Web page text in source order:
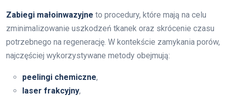
Zabiegi małoinwazyjne to procedury, które mają na celu
zminimalizowanie uszkodzeń tkanek oraz skrócenie czasu
potrzebnego na regenerację. W kontekście zamykania porów,
najczęściej wykorzystywane metody obejmują:
peelingi chemiczne,
laser frakcyjny,